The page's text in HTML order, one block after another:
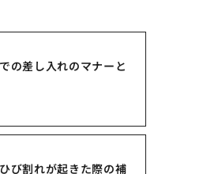
の差し入れのマナーと
び割れが起きた際の補